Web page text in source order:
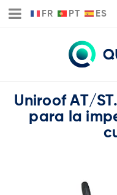
FR PT ES
Uniroof AT/
para la